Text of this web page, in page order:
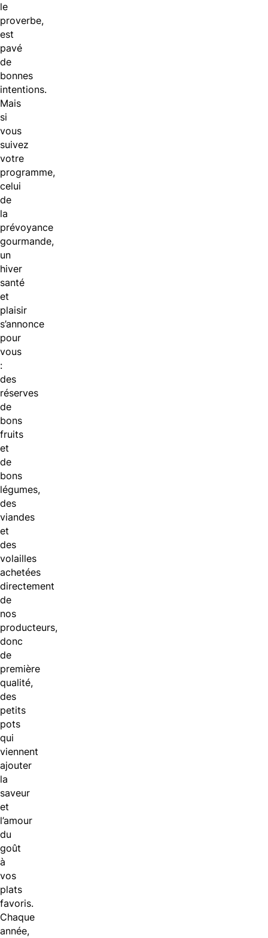
le
proverbe,
est
pavé
de
bonnes
intentions.
Mais
si
vous
suivez
votre
programme,
celui
de
la
prévoyance
gourmande,
un
hiver
santé
et
plaisir
s’annonce
pour
vous
:
des
réserves
de
bons
fruits
et
de
bons
légumes,
des
viandes
et
des
volailles
achetées
directement
de
nos
producteurs,
donc
de
première
qualité,
des
petits
pots
qui
viennent
ajouter
la
saveur
et
l’amour
du
goût
à
vos
plats
favoris.
Chaque
année,